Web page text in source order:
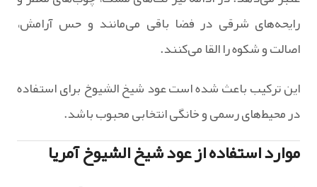
رایحه‌های شرقی در فضا باقی می‌مانند و حس آرامش،
اصالت و شکوه را القا می‌کنند.
این ترکیب باعث شده است عود شیخ الشیوخ برای استفاده
در محیط‌های رسمی و خانگی انتخابی محبوب باشد.
موارد استفاده از عود شیخ الشیوخ آمریا